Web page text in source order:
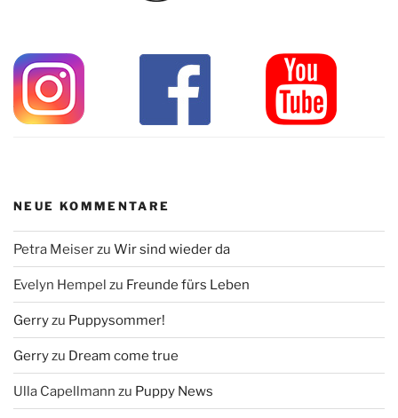
NEUE KOMMENTARE
Petra Meiserzu Wir sind wieder da
Evelyn Hempel zu Freunde fürs Leben
Gerryzu Puppysommer!
Gerryzu Dream come true
Ulla Capellmann zu Puppy News